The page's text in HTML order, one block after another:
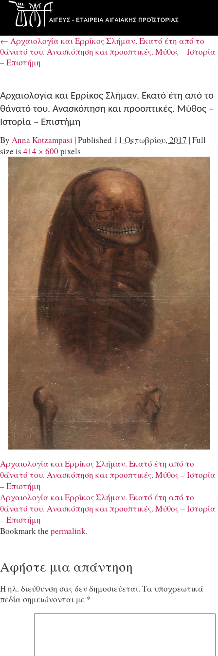
← Αρχαιολογία και Ερρίκος Σλήμαν. Εκατό έτη από το
θάνατό του. Aνασκόπηση και προοπτικές. Μύθος – Ιστορία
– Επιστήμη
Αρχαιολογία και Ερρίκος Σλήμαν. Εκατό έτη από το
θάνατό του. Aνασκόπηση και προοπτικές. Μύθος –
Ιστορία – Επιστήμη
By Anna Kotzampasi |Published 11 Οκτωβρίου, 2017 |Full
size is 414 × 600 pixels
Αρχαιολογία και Ερρίκος Σλήμαν. Εκατό έτη από το
θάνατό του. Aνασκόπηση και προοπτικές. Μύθος – Ιστορία
– Επιστήμη
Αρχαιολογία και Ερρίκος Σλήμαν. Εκατό έτη από το
θάνατό του. Aνασκόπηση και προοπτικές. Μύθος – Ιστορία
– Επιστήμη
Bookmark the permalink.
Αφήστε μια απάντηση
Η ηλ. διεύθυνση σας δεν δημοσιεύεται. Τα υποχρεωτικά
πεδία σημειώνονται με *